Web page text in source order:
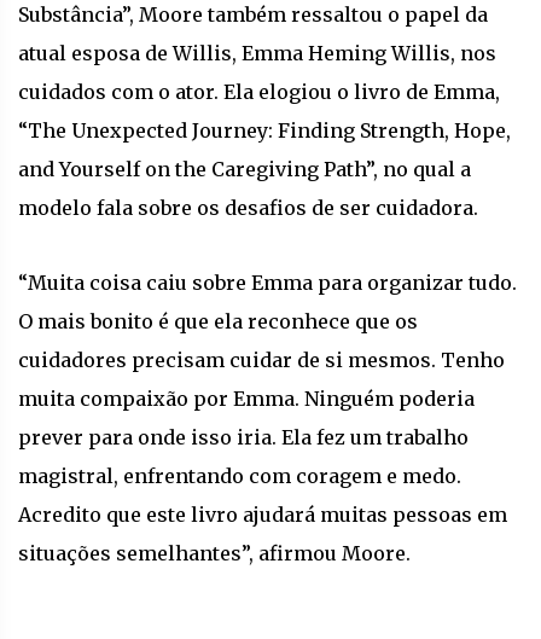
Substância”, Moore também ressaltou o papel da
atual esposa de Willis, Emma Heming Willis, nos
cuidados com o ator. Ela elogiou o livro de Emma,
“The Unexpected Journey: Finding Strength, Hope,
and Yourself on the Caregiving Path”, no qual a
modelo fala sobre os desafios de ser cuidadora.
“Muita coisa caiu sobre Emma para organizar tudo.
O mais bonito é que ela reconhece que os
cuidadores precisam cuidar de si mesmos. Tenho
muita compaixão por Emma. Ninguém poderia
prever para onde isso iria. Ela fez um trabalho
magistral, enfrentando com coragem e medo.
Acredito que este livro ajudará muitas pessoas em
situações semelhantes”, afirmou Moore.